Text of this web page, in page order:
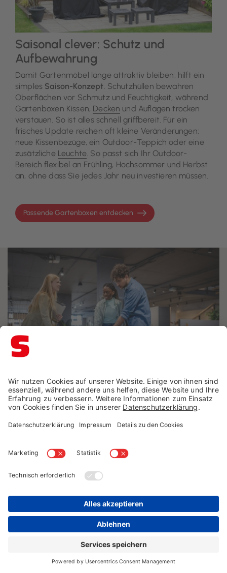
Saisonal clever: Schutz und
Aufbewahrung
Damit Gartenmöbel lange attraktiv bleiben, hilft ein
simples Saison-Konzept. Schutzhüllen bewahren
Oberflächen vor Schmutz und Feuchtigkeit, während
Gartenboxen Kissen, Decken und Auflagen trocken
verstauen. So ist alles schnell griffbereit. Für ein
frisches Update reichen oft kleine Veränderungen:
neue Kissenbezüge, ein Outdoor-Teppich oder eine
zusätzliche Leuchte. So passt sich Ihr Outdoor-
Bereich flexibel an Frühling, Hochsommer und Herbst
an, ohne dass Sie jedes Jahr neu investieren müssen.
Passende Gartenboxen entdecken
Inspiration vor Ort erleben
In unseren saisonalen Gartenausstellungen erleben Sie
Gartenmöbel live:
Materialien vergleichen: Qualität, Haptik,
Stilwelten entdecken: Dining, Lounge, modern bis
Persönliche Beratung für Balkon, Terrasse und
Finden Sie Ihre nächste Filiale